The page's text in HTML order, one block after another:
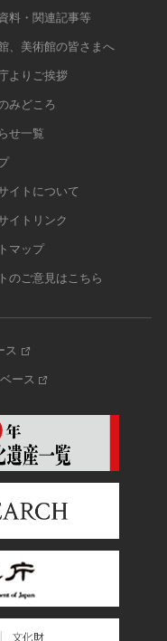
料・関連記事等
、美術館の皆さまへ
よりご挨拶
みどころ
せ一覧
イトについて
イトリンク
マップ
のご意見はこちら
ス
ース